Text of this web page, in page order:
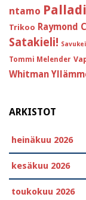
ntamo
Trikoo Raymond
Satakieli!
Tommi Melender
Whitman
ARKISTOT
heinäkuu 2026
kesäkuu 2026
toukokuu 2026